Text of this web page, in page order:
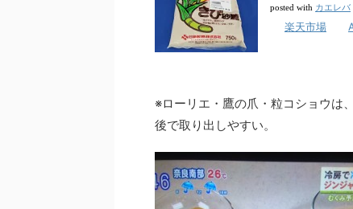
posted with カエレバ
楽天市場
※ローリエ・鷹の爪・粒コショウは
後で取り出しやすい。